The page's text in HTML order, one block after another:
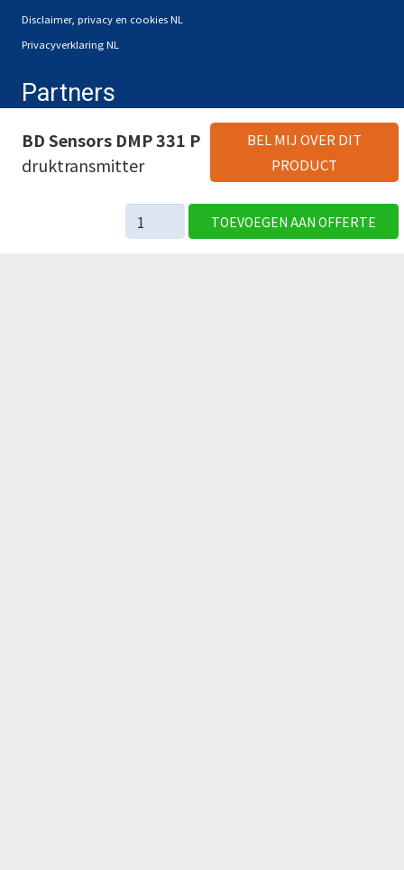
BD Sensors DMP 331 P
druktransmitter
BEL MIJ OVER DIT
PRODUCT
BD
Sensors
TOEVOEGEN AAN OFFERTE
Disclaimer, privacy en cookies NL
Privacyverklaring NL
Partners